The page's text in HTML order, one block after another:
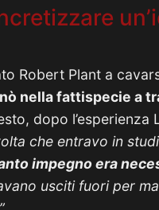
Robert Plant a
nella fattispecie a
dopo l’esperienza
che entravo in
impegno era
usciti fuori per